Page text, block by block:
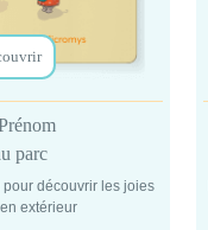
parc
découvrir les joies
extérieur